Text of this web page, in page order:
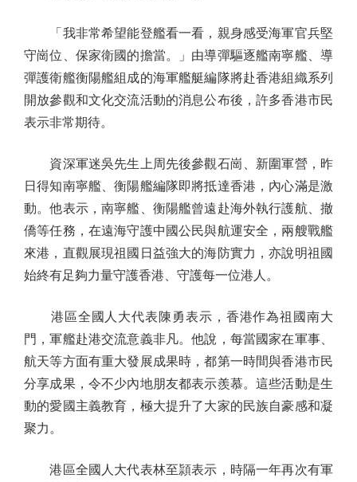
「我非常希望能登艦看一看，親身感受海軍官兵堅
守崗位、保家衛國的擔當。」由導彈驅逐艦南寧艦、導
彈護衛艦衡陽艦組成的海軍艦艇編隊將赴香港組織系列
開放參觀和文化交流活動的消息公布後，許多香港市民
表示非常期待。
資深軍迷吳先生上周先後參觀石崗、新圍軍營，昨
日得知南寧艦、衡陽艦編隊即將抵達香港，內心滿是激
動。他表示，南寧艦、衡陽艦曾遠赴海外執行護航、撤
僑等任務，在遠海守護中國公民與航運安全，兩艘戰艦
來港，直觀展現祖國日益強大的海防實力，亦說明祖國
始終有足夠力量守護香港、守護每一位港人。
港區全國人大代表陳勇表示，香港作為祖國南大
門，軍艦赴港交流意義非凡。他說，每當國家在軍事、
航天等方面有重大發展成果時，都第一時間與香港市民
分享成果，令不少內地朋友都表示羨慕。這些活動是生
動的愛國主義教育，極大提升了大家的民族自豪感和凝
聚力。
港區全國人大代表林至頴表示，時隔一年再次有軍